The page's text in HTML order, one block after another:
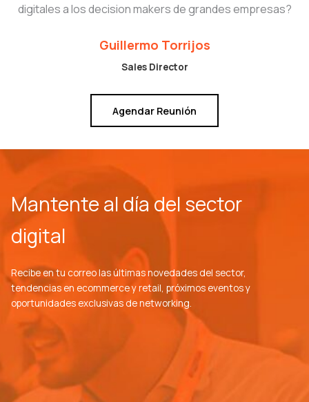
digitales a los decision makers de grandes empresas?
Guillermo Torrijos
Sales Director
Agendar Reunión
Mantente al día del sector
digital
Recibe en tu correo las últimas novedades del sector,
tendencias en ecommerce y retail, próximos eventos y
oportunidades exclusivas de networking.